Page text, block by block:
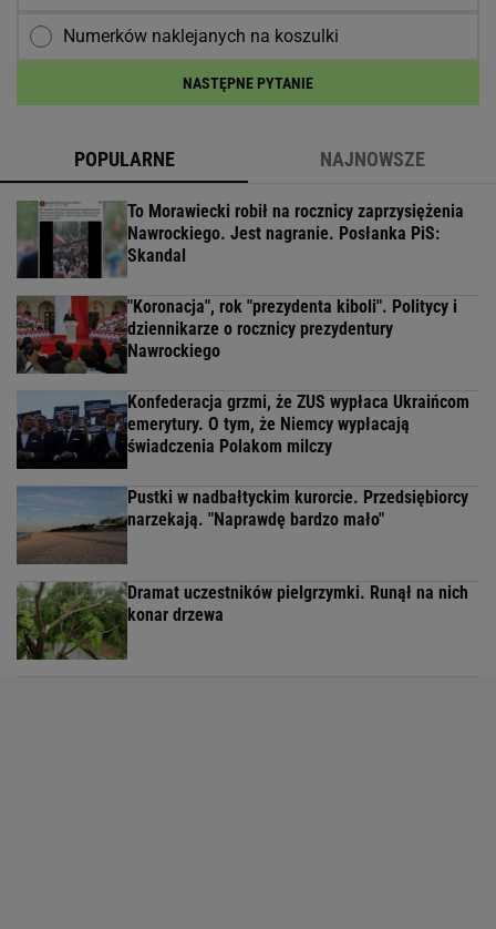
Numerków naklejanych na koszulki
NASTĘPNE PYTANIE
POPULARNE NAJNOWSZE
To Morawiecki robił na rocznicy zaprzysiężenia
Nawrockiego. Jest nagranie. Posłanka PiS:
Skandal
"Koronacja", rok "prezydenta kiboli". Politycy i
dziennikarze o rocznicy prezydentury
Nawrockiego
Konfederacja grzmi, że ZUS wypłaca Ukraińcom
emerytury. O tym, że Niemcy wypłacają
świadczenia Polakom milczy
Pustki w nadbałtyckim kurorcie. Przedsiębiorcy
narzekają. "Naprawdę bardzo mało"
Dramat uczestników pielgrzymki. Runął na nich
konar drzewa